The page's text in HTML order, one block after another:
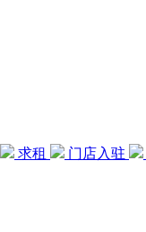
求租 门店入驻